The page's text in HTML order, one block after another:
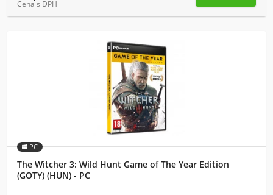
Cena s DPH
PC
The Witcher 3: Wild Hunt Game of The Year Edition
(GOTY) (HUN) - PC